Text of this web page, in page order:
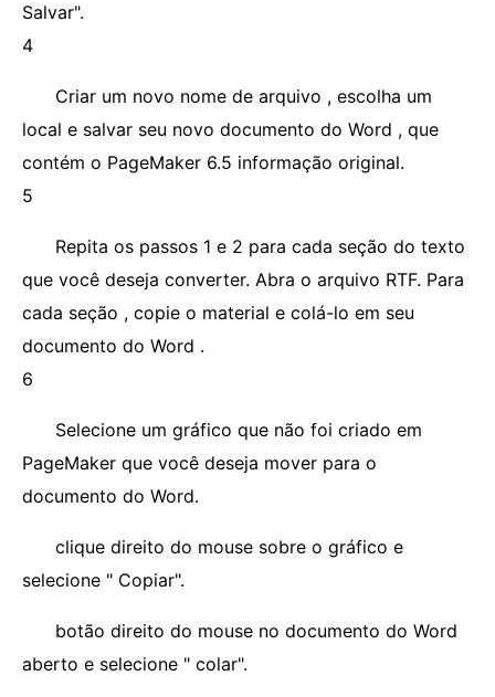
Salvar".
4
Criar um novo nome de arquivo , escolha um
local e salvar seu novo documento do Word , que
contém o PageMaker 6.5 informação original.
5
Repita os passos 1 e 2 para cada seção do texto
que você deseja converter. Abra o arquivo RTF. Para
cada seção , copie o material e colá-lo em seu
documento do Word .
6
Selecione um gráfico que não foi criado em
PageMaker que você deseja mover para o
documento do Word.
clique direito do mouse sobre o gráfico e
selecione " Copiar".
botão direito do mouse no documento do Word
aberto e selecione " colar".